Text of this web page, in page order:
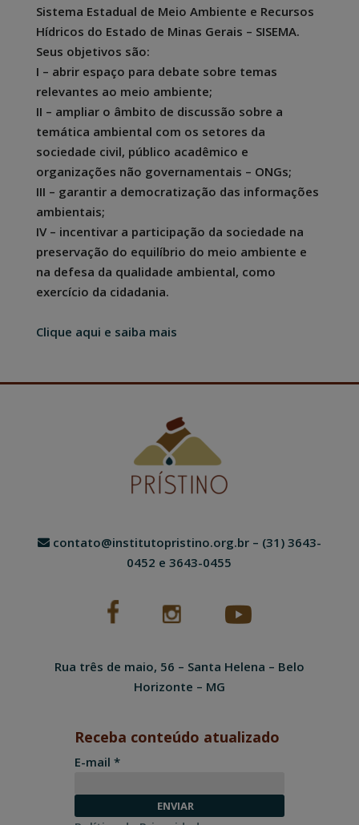
Sistema Estadual de Meio Ambiente e Recursos
Hídricos do Estado de Minas Gerais – SISEMA.
Seus objetivos são:
I – abrir espaço para debate sobre temas
relevantes ao meio ambiente;
II – ampliar o âmbito de discussão sobre a
temática ambiental com os setores da
sociedade civil, público acadêmico e
organizações não governamentais – ONGs;
III – garantir a democratização das informações
ambientais;
IV – incentivar a participação da sociedade na
preservação do equilíbrio do meio ambiente e
na defesa da qualidade ambiental, como
exercício da cidadania.
Clique aqui e saiba mais
contato@institutopristino.org.br– (31) 3643-
0452 e 3643-0455
Rua três de maio, 56 – Santa Helena – Belo
Horizonte – MG
Receba conteúdo atualizado
E-mail *